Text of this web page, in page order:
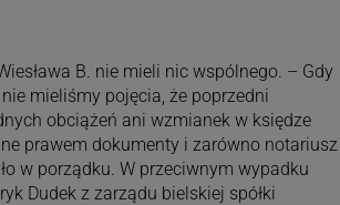
B. nie mieli nic wspólnego. – Gdy
mieliśmy pojęcia, że poprzedni
obciążeń ani wzmianek w księdze
prawem dokumenty i zarówno notariusz
w porządku. W przeciwnym wypadku
Dudek z zarządu bielskiej spółki